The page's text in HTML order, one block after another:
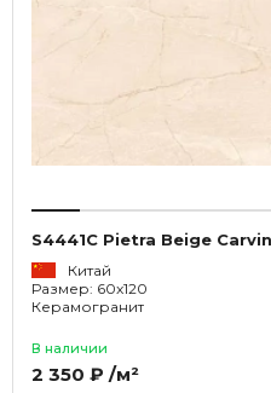
S4441C Pietra Beige
Китай
Размер: 60x120
Керамогранит
В наличии
2 350 ₽ /м²